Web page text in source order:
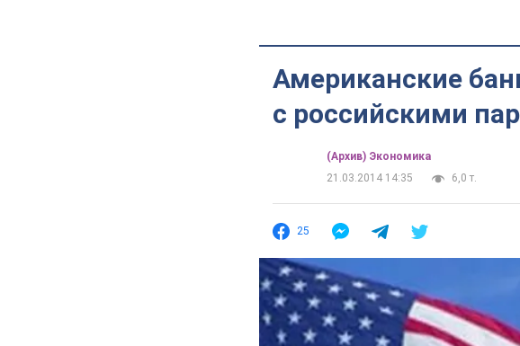
Американские
с российскими
(Архив) Экономика
21.03.2014 14:35
6,0 т.
25